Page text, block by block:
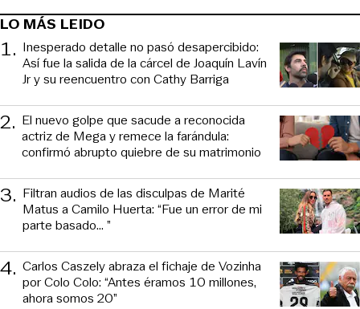
LO MÁS LEIDO
1. Inesperado detalle no pasó desapercibido:
Así fue la salida de la cárcel de Joaquín Lavín
Jr y su reencuentro con Cathy Barriga
2. El nuevo golpe que sacude a reconocida
actriz de Mega y remece la farándula:
confirmó abrupto quiebre de su matrimonio
3. Filtran audios de las disculpas de Marité
Matus a Camilo Huerta: “Fue un error de mi
parte basado... ”
4. Carlos Caszely abraza el fichaje de Vozinha
por Colo Colo: “Antes éramos 10 millones,
ahora somos 20”